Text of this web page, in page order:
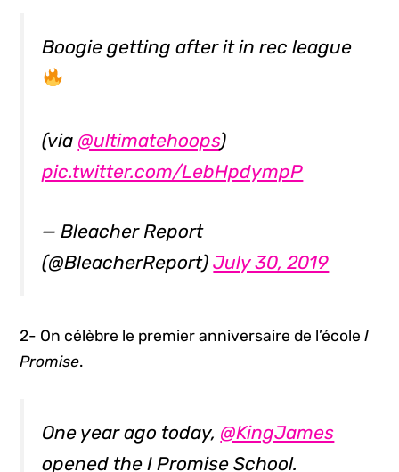
Boogie getting after it in rec league
(via @ultimatehoops)
pic.twitter.com/LebHpdympP
— Bleacher Report
(@BleacherReport)July 30, 2019
2- On célèbre le premier anniversaire de l’écoleI
Promise.
One year ago today, @KingJames
opened the I Promise School.